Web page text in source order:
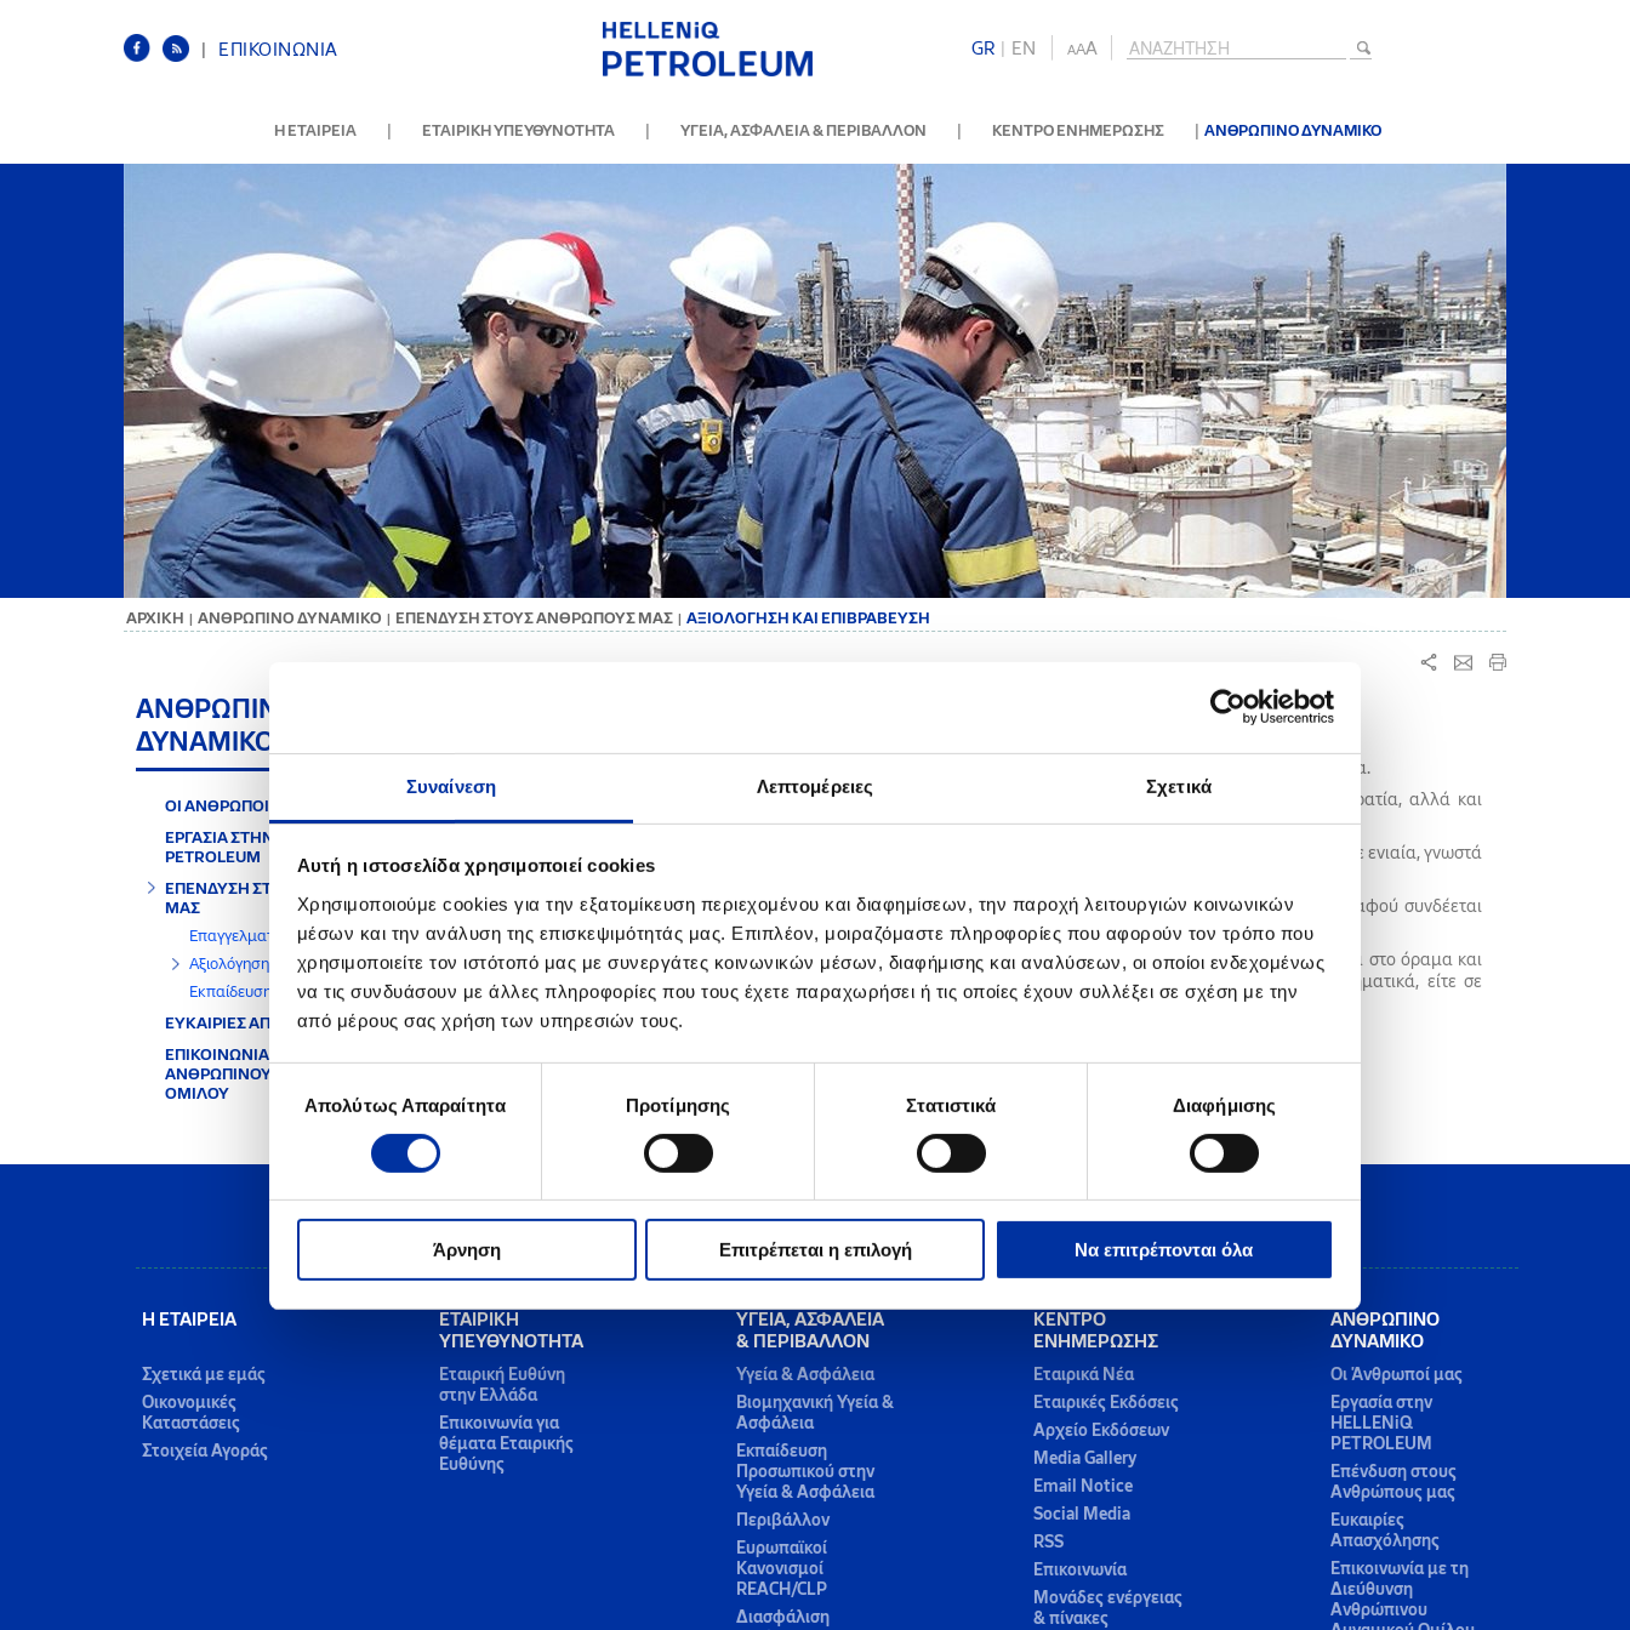
Συναίνεση Λεπτομέρειες Σχετικά
Αυτή η ιστοσελίδα χρησιμοποιεί cookies
Χρησιμοποιούμε cookies για την εξατομίκευση περιεχομένου και διαφημίσεων, την παροχή λειτουργιών κοινωνικών
μέσων και την ανάλυση της επισκεψιμότητάς μας. Επιπλέον, μοιραζόμαστε πληροφορίες που αφορούν τον τρόπο που
χρησιμοποιείτε τον ιστότοπό μας με συνεργάτες κοινωνικών μέσων, διαφήμισης και αναλύσεων, οι οποίοι ενδεχομένως
να τις συνδυάσουν με άλλες πληροφορίες που τους έχετε παραχωρήσει ή τις οποίες έχουν συλλέξει σε σχέση με την
από μέρους σας χρήση των υπηρεσιών τους.
Επιλογή
συγκατάθεσης
Απολύτως Απαραίτητα Προτίμησης Στατιστικά Διαφήμισης
Άρνηση Επιτρέπεται η επιλογή Να επιτρέπονται όλα
| ΕΠΙΚΟΙΝΩΝΙΑ GR | ΕΝ AAA
Η ΕΤΑΙΡΕΙΑ | ΕΤΑΙΡΙΚΗ ΥΠΕΥΘΥΝΟΤΗΤΑ | ΥΓΕΙΑ, ΑΣΦΑΛΕΙΑ & ΠΕΡΙΒΑΛΛΟΝ | ΚΕΝΤΡΟ ΕΝΗΜΕΡΩΣΗΣ | ΑΝΘΡΩΠΙΝΟ ΔΥΝΑΜΙΚΟ
ΑΡΧΙΚΗ | ΑΝΘΡΩΠΙΝΟ ΔΥΝΑΜΙΚΟ | ΕΠΕΝΔΥΣΗ ΣΤΟΥΣ ΑΝΘΡΩΠΟΥΣ ΜΑΣ | ΑΞΙΟΛΟΓΗΣΗ ΚΑΙ ΕΠΙΒΡΑΒΕΥΣΗ
ΑΝΘΡΩΠΙΝΟ
ΔΥΝΑΜΙΚΟ
ΟΙ ΑΝΘΡΩΠΟΙ ΜΑΣ
ΕΡΓΑΣΙΑ ΣΤΗΝ HELLENIQ
PETROLEUM
ΕΠΕΝΔΥΣΗ ΣΤΟΥΣ ΑΝΘΡΩΠΟΥΣ
ΜΑΣ
Επαγγελματική εξέλιξη
Αξιολόγηση και επιβράβευση
Εκπαίδευση
ΕΥΚΑΙΡΙΕΣ ΑΠΑΣΧΟΛΗΣΗΣ
ΕΠΙΚΟΙΝΩΝΙΑ ΜΕ ΤΗ ΔΙΕΥΘΥΝΣΗ
ΑΝΘΡΩΠΙΝΟΥ ΔΥΝΑΜΙΚΟΥ
ΟΜΙΛΟΥ
Στα ΕΛΛΗΝΙΚΑ ΠΕΤΡΕΛΑΙΑ καλλιεργούμε μια εταιρική κουλτούρα που είναι προσανατολισμένη στο αποτέλεσμα.
Βασική αρχή μας είναι ότι η συστηματική αξιολόγηση διασφαλίζει αντικειμενικότητα, διαφάνεια και αξιοκρατία, αλλά και
ευθυγράμμιση των προσπαθειών όλων μας με τους στρατηγικούς στόχους του Ομίλου.
Κάθε εργαζόμενος, ανεξάρτητα από το αντικείμενο της εργασίας του, αξιολογείται σε ετήσια βάση, σύμφωνα με ενιαία, γνωστά
και δομημένα κριτήρια.
Το σύστημα αξιολόγησης που εφαρμόζουμε παρέχει, πάνω από όλα, κίνητρα και δυνατότητες ανάπτυξης, αφού συνδέεται
άμεσα με το σχεδιασμό της εκπαίδευσης, της ανταμοιβής και της εξέλιξης κάθε εργαζομένου.
Στόχος μας είναι ένα περιβάλλον που αναγνωρίζει και ενθαρρύνει την προσπάθεια, τη δέσμευση, τη συνέπεια στο όραμα και
στις αρχές του Ομίλου. Γι’ αυτό και οι εξαιρετικές επιδόσεις των εργαζομένων μας επιβραβεύονται συστηματικά, είτε σε
συλλογικό είτε σε ατομικό επίπεδο.
Η ΕΤΑΙΡΕΙΑ
Σχετικά με εμάς
Οικονομικές
Καταστάσεις
Στοιχεία Αγοράς
ΕΤΑΙΡΙΚΗ
ΥΠΕΥΘΥΝΟΤΗΤΑ
Εταιρική Ευθύνη
στην Ελλάδα
Επικοινωνία για
θέματα Εταιρικής
Ευθύνης
ΥΓΕΙΑ, ΑΣΦΑΛΕΙΑ
& ΠΕΡΙΒΑΛΛΟΝ
Υγεία & Ασφάλεια
Βιομηχανική Υγεία &
Ασφάλεια
Εκπαίδευση
Προσωπικού στην
Υγεία & Ασφάλεια
Περιβάλλον
Ευρωπαϊκοί
Κανονισμοί
REACH/CLP
Διασφάλιση
ΚΕΝΤΡΟ
ΕΝΗΜΕΡΩΣΗΣ
Εταιρικά Νέα
Εταιρικές Εκδόσεις
Αρχείο Εκδόσεων
Media Gallery
Email Notice
Social Media
RSS
Επικοινωνία
Μονάδες ενέργειας
& πίνακες
ΑΝΘΡΩΠΙΝΟ
ΔΥΝΑΜΙΚΟ
Οι Άνθρωποί μας
Εργασία στην
HELLENiQ
PETROLEUM
Επένδυση στους
Ανθρώπους μας
Ευκαιρίες
Απασχόλησης
Επικοινωνία με τη
Διεύθυνση
Ανθρώπινου